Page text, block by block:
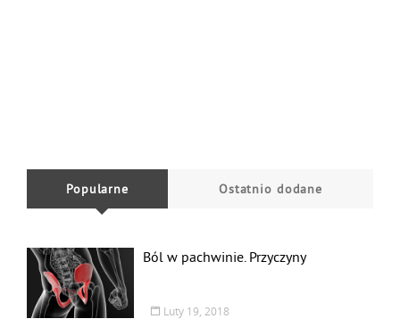
Popularne Ostatnio dodane
Ból w pachwinie. Przyczyny
Luty 19, 2018